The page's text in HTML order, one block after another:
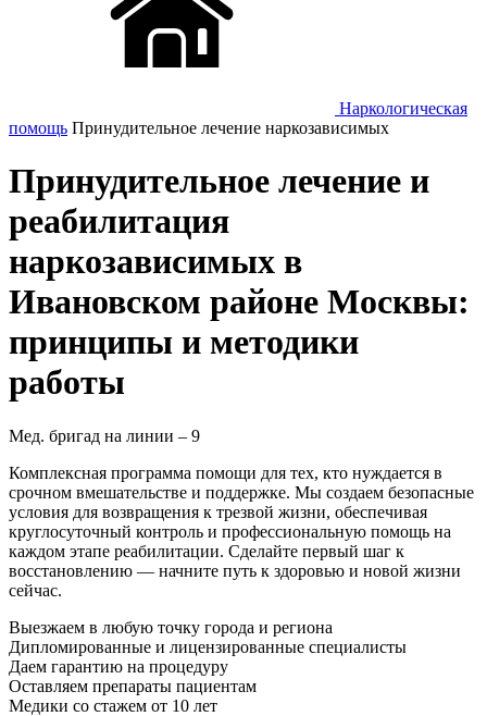
Наркологическая
помощь Принудительное лечение наркозависимых
Принудительное лечение и
реабилитация
наркозависимых в
Ивановском районе Москвы:
принципы и методики
работы
Мед. бригад на линии – 9
Комплексная программа помощи для тех, кто нуждается в
срочном вмешательстве и поддержке. Мы создаем безопасные
условия для возвращения к трезвой жизни, обеспечивая
круглосуточный контроль и профессиональную помощь на
каждом этапе реабилитации. Сделайте первый шаг к
восстановлению — начните путь к здоровью и новой жизни
сейчас.
Выезжаем в любую точку города и региона
Дипломированные и лицензированные специалисты
Даем гарантию на процедуру
Оставляем препараты пациентам
Медики со стажем от 10 лет